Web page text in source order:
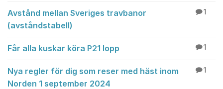
Avstånd mellan Sveriges travbanor
(avståndstabell)
1
Får alla kuskar köra P21 lopp 1
Nya regler för dig som reser med häst inom
Norden 1 september 2024
1